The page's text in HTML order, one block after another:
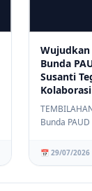
Wujudkan
Bunda
Susanti
Bunda
📅 29/07/2026